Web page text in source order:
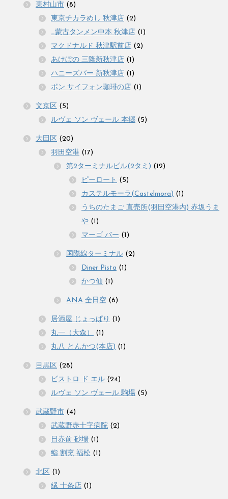
東村山市 (8)
東京チカラめし 秋津店 (2)
_蒙古タンメン中本 秋津店 (1)
マクドナルド 秋津駅前店 (2)
あけぼの 三隆新秋津店 (1)
ハニーズバー 新秋津店 (1)
ボン サイフォン珈琲の店 (1)
文京区 (5)
ルヴェ ソン ヴェール 本郷 (5)
大田区 (20)
羽田空港 (17)
第2ターミナルビル(2タミ) (12)
ピーロート (5)
カステルモーラ(Castelmora) (1)
うちのたまご 直売所(羽田空港内) 赤坂うま
や (1)
マーゴ バー (1)
国際線ターミナル (2)
Diner Pista (1)
かつ仙 (1)
ANA 全日空 (6)
居酒屋 じょっぱり (1)
丸一（大森）
(1)
丸八 とんかつ(本店) (1)
目黒区 (28)
ビストロ ド エル (24)
ルヴェ ソン ヴェール 駒場 (5)
武蔵野市 (4)
武蔵野赤十字病院 (2)
日赤前 砂場 (1)
鮨 割烹 福松 (1)
北区 (1)
縁 十条店 (1)